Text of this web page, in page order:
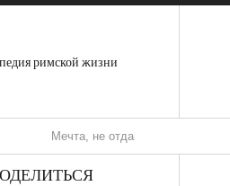
римской жизни
Мечта, не отдавайся! «Шведская